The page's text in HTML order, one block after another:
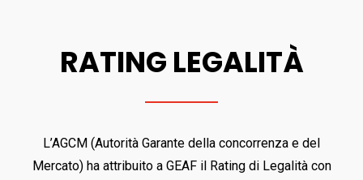
ENGLISH
RATING LEGALITÀ
L’AGCM (Autorità Garante della concorrenza e del
Mercato) ha attribuito a GEAF il Rating di Legalità con